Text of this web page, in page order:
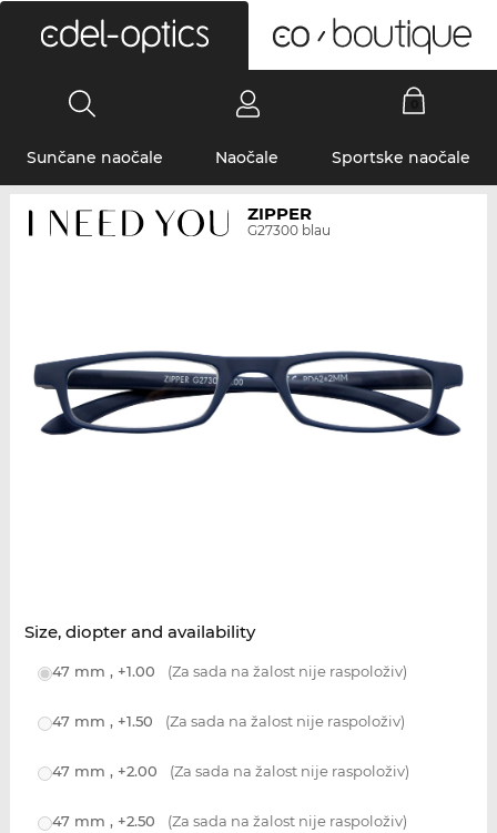
Sunčane naočale Naočale Sportske naočale
ZIPPER
G27300 blau
Size, diopter and availability
47 mm , +1.00 (Za sada na žalost nije raspoloživ)
47 mm , +1.50 (Za sada na žalost nije raspoloživ)
47 mm , +2.00 (Za sada na žalost nije raspoloživ)
47 mm , +2.50 (Za sada na žalost nije raspoloživ)